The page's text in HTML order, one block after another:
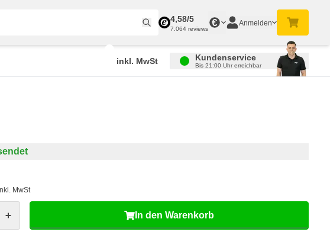
4,58/5
7.064 reviews
€ Anmelden
inkl. MwSt Kundenservice
Bis 21:00 Uhr erreichbar
MwSt
In den Warenkorb